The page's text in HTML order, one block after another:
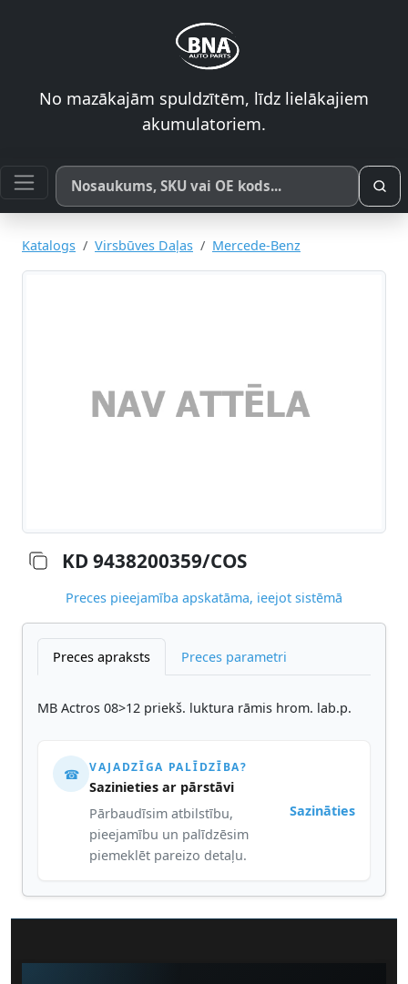
No mazākajām spuldzītēm, līdz lielākajiem
akumulatoriem.
Meklēt pēc produkta nosaukuma, SKU vai OE koda
Katalogs Virsbūves Daļas Mercede-Benz
KD 9438200359/COS
Preces pieejamība apskatāma, ieejot sistēmā
Preces apraksts Preces parametri
MB Actros 08>12 priekš. luktura rāmis hrom. lab.p.
☎ VAJADZĪGA PALĪDZĪBA?
Sazinieties ar pārstāvi
Pārbaudīsim atbilstību,
pieejamību un palīdzēsim
piemeklēt pareizo detaļu.
Sazināties